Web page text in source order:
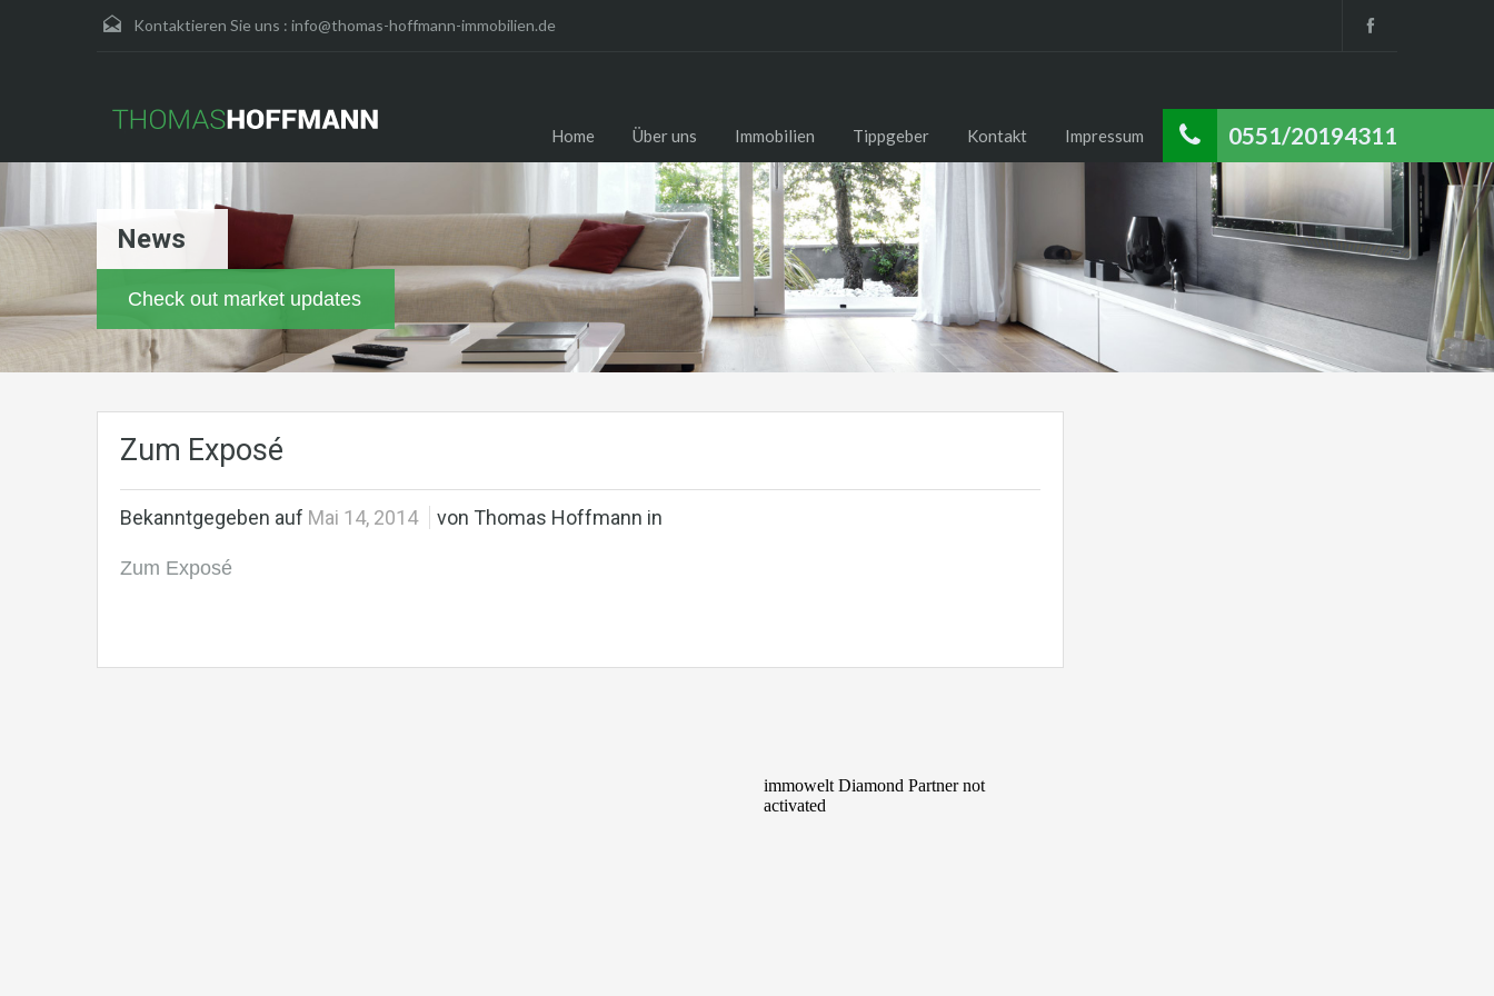
Kontaktieren Sie uns : info@thomas-hoffmann-immobilien.de
0551/20194311
Home Über uns Immobilien Tippgeber Kontakt Impressum
News
Check out market updates
Zum Exposé
Bekanntgegeben auf Mai 14, 2014 von Thomas Hoffmann in
Zum Exposé